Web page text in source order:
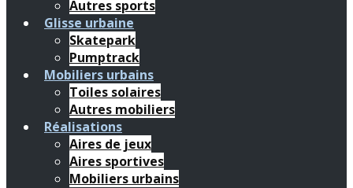
Autres sports
Glisse urbaine
Skatepark
Pumptrack
Mobiliers urbains
Toiles solaires
Autres mobiliers
Réalisations
Aires de jeux
Aires sportives
Mobiliers urbains